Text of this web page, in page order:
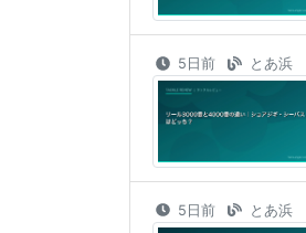
5日前 とあ浜
5日前 とあ浜